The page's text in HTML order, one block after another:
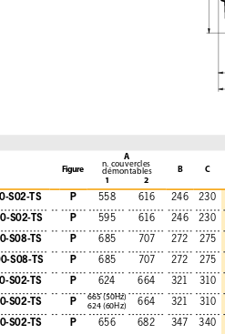
S02-TS P 558 616 246
230
S02-TS P 595 616 246
230
S08-TS P 685 707 272
275
S08-TS P 685 707 272
275
S02-TS P 624 664 321
310
S02-TS P
665 (50Hz)
624 (60Hz)
664 321
310
S02-TS P 656 682 347
340
A
n. couvercles
démontables
Figure B
C
1
2